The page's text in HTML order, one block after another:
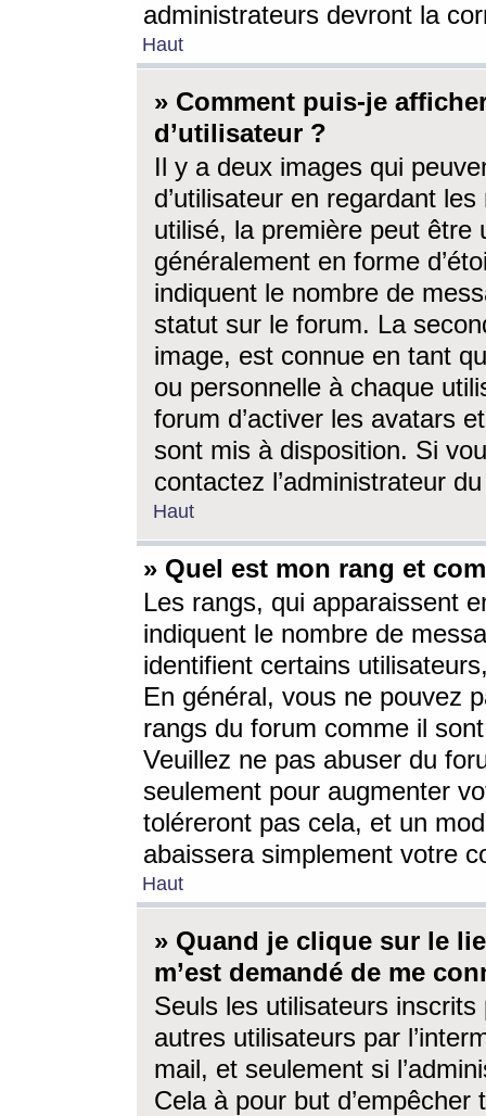
administrateurs devront la
Haut
» Comment puis-je
d’utilisateur ?
Il y a deux images qui
d’utilisateur en regardant
utilisé, la première peut être
généralement en forme
indiquent le nombre de
statut sur le forum. La
image, est connue en tant
ou personnelle à chaque
forum d’activer les avatars
sont mis à disposition. Si
contactez l’administrateur
Haut
» Quel est mon rang et
Les rangs, qui apparaissent
indiquent le nombre de
identifient certains
En général, vous ne pouvez
rangs du forum comme il
Veuillez ne pas abuser du
seulement pour augmenter
toléreront pas cela, et un
abaissera simplement votre
Haut
» Quand je clique sur le
m’est demandé de me
Seuls les utilisateurs
autres utilisateurs par
mail, et seulement si
Cela à pour but